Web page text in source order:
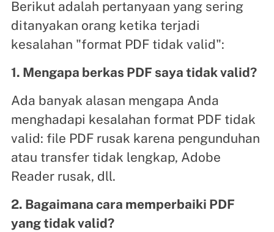
Berikut adalah pertanyaan yang sering
ditanyakan orang ketika terjadi
kesalahan "format PDF tidak valid":
1. Mengapa berkas PDF saya tidak valid?
Ada banyak alasan mengapa Anda
menghadapi kesalahan format PDF tidak
valid: file PDF rusak karena pengunduhan
atau transfer tidak lengkap, Adobe
Reader rusak, dll.
2. Bagaimana cara memperbaiki PDF
yang tidak valid?